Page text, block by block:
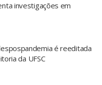
investigações em
é reeditada
da UFSC